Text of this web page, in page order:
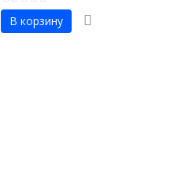
В корзину